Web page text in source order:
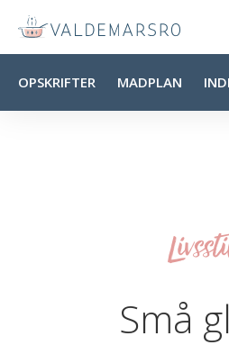
OPSKRIFTER MADPLAN
Små